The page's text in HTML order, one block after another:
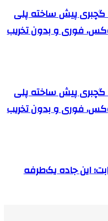
گچبری پیش ساخته پلی
فوری و بدون تخریب
گچبری پیش ساخته پلی
فوری و بدون تخریب
رقابت؛ این جاده یک‌طرفه